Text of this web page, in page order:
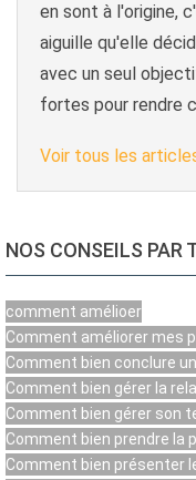
en sont à l'origine,
aiguille qu'elle
avec un seul
fortes pour rendre
Voir tous les
NOS CONSEILS PAR
comment amélioer
Comment améliorer mes
Comment bien conclure
Comment bien gérer la
Comment bien gérer son
Comment bien prendre la
Comment bien présenter